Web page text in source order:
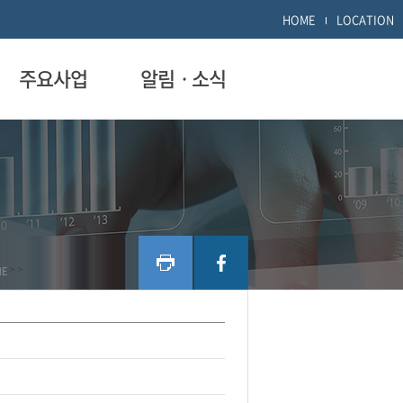
HOME LOCATION
주요사업 알림ㆍ소식
> >